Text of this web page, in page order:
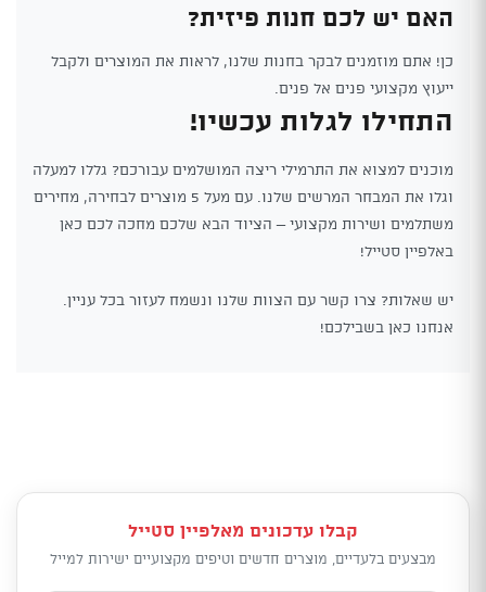
האם יש לכם חנות פיזית?
כן! אתם מוזמנים לבקר בחנות שלנו, לראות את המוצרים ולקבל
ייעוץ מקצועי פנים אל פנים.
התחילו לגלות עכשיו!
מוכנים למצוא את התרמילי ריצה המושלמים עבורכם? גללו למעלה
וגלו את המבחר המרשים שלנו. עם מעל 5 מוצרים לבחירה, מחירים
משתלמים ושירות מקצועי – הציוד הבא שלכם מחכה לכם כאן
באלפיין סטייל!
יש שאלות? צרו קשר עם הצוות שלנו ונשמח לעזור בכל עניין.
אנחנו כאן בשבילכם!
קבלו עדכונים מאלפיין סטייל
מבצעים בלעדיים, מוצרים חדשים וטיפים מקצועיים ישירות למייל